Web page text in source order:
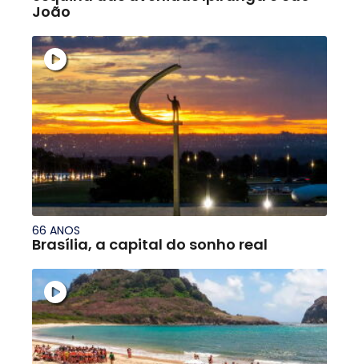
João
66 ANOS
Brasília, a capital do sonho real